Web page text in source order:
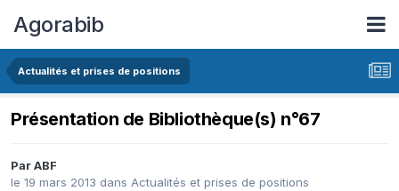
Agorabib
Actualités et prises de positions
Présentation de Bibliothèque(s) n°67
Par ABF
le 19 mars 2013 dans Actualités et prises de positions